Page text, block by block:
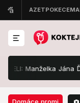
Jána